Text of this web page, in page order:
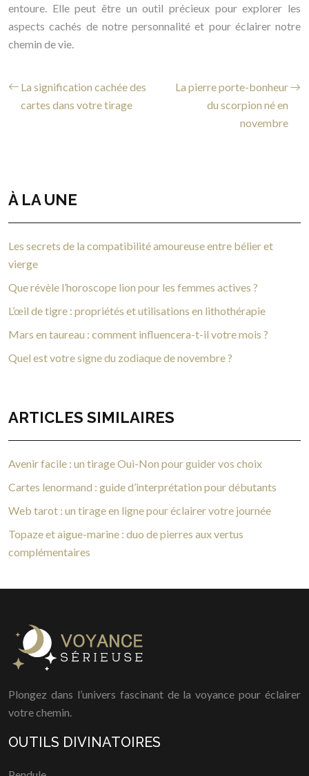
entoure. Elle peut être un outil précieux pour explorer les
aspects cachés de notre personnalité et pour éclairer notre
chemin de vie.
La signification cachée des
cartes dans votre tirage
La pierre porte-bonheur
du scorpion né en
novembre
À LA UNE
Les secrets de la compatibilité amoureuse entre bélier et
vierge
Que révèle l’horoscope lion pour les femmes actives ?
L’œil de tigre : propriétés et utilisations en lithothérapie
Mars en taureau : comment influencera-t-il votre mois ?
Quel est votre signe du zodiaque de novembre ?
ARTICLES SIMILAIRES
Avenir facile : un tirage Oui-Non pour guider vos choix
Cartes lenormand : guide d’interprétation pour débutants
Web tarot : un tirage en ligne pour éclairer votre journée
Topaze et aigue-marine : duo de pierres aux vertus
complémentaires
Plongez dans l’univers fascinant de la voyance pour éclairer
votre chemin.
OUTILS DIVINATOIRES